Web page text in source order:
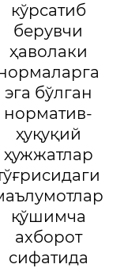
кўрсатиб
берувчи
ҳаволаки
эга бўлган
норматив-
ҳуқуқий
ҳужжатлар
қўшимча
ахборот
сифатида